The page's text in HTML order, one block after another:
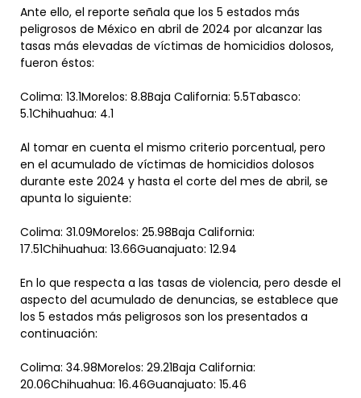
Ante ello, el reporte señala que los 5 estados más
peligrosos de México en abril de 2024 por alcanzar las
tasas más elevadas de víctimas de homicidios dolosos,
fueron éstos:
Colima: 13.1Morelos: 8.8Baja California: 5.5Tabasco:
5.1Chihuahua: 4.1
Al tomar en cuenta el mismo criterio porcentual, pero
en el acumulado de víctimas de homicidios dolosos
durante este 2024 y hasta el corte del mes de abril, se
apunta lo siguiente:
Colima: 31.09Morelos: 25.98Baja California:
17.51Chihuahua: 13.66Guanajuato: 12.94
En lo que respecta a las tasas de violencia, pero desde el
aspecto del acumulado de denuncias, se establece que
los 5 estados más peligrosos son los presentados a
continuación:
Colima: 34.98Morelos: 29.21Baja California:
20.06Chihuahua: 16.46Guanajuato: 15.46